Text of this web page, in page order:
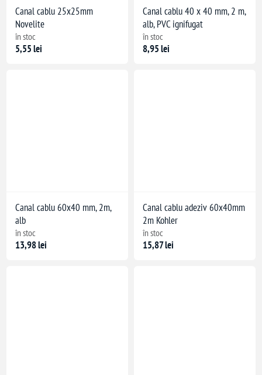
Canal cablu 25x25mm
Novelite
în stoc
5,55 lei
Canal cablu 40 x 40 mm, 2 m,
alb, PVC ignifugat
în stoc
8,95 lei
Canal cablu 60x40 mm, 2m,
alb
în stoc
13,98 lei
Canal cablu adeziv 60x40mm
2m Kohler
în stoc
15,87 lei